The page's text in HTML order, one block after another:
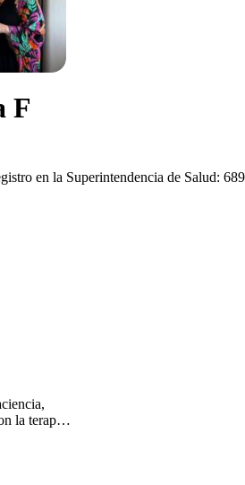
F
en la Superintendencia de Salud:
la terapia